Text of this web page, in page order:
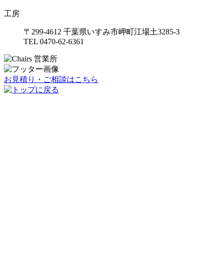
工房
〒299-4612 千葉県いすみ市岬町江場土3285-3
TEL 0470-62-6361
お見積り・ご相談はこちら